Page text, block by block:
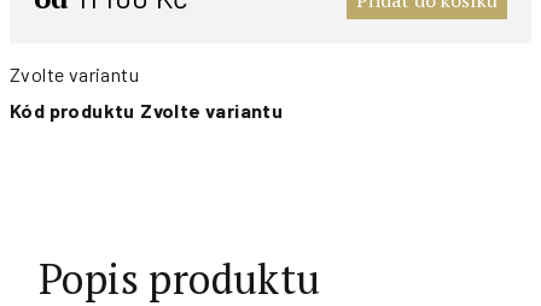
Zvolte variantu
Kód produktu Zvolte variantu
Popis produktu